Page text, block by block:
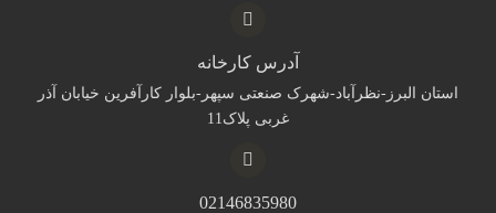
آدرس کارخانه
استان البرز-نظرآباد-شهرک صنعتی سپهر-بلوار کارآفرین خیابان آذر
غربی پلاک11
02146835980